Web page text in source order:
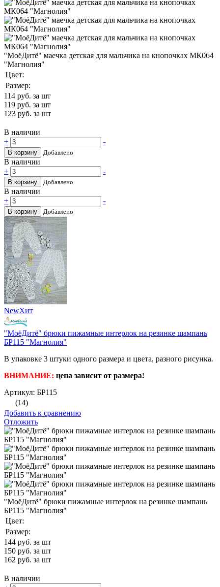
"МоёДитё" маечка детская для мальчика на кнопочках МК064
"Магнолия"
Цвет:
Размер:
114 руб. за шт
119 руб. за шт
123 руб. за шт
В наличии
+
-
В корзину Добавлено
В наличии
+
-
В корзину Добавлено
В наличии
+
-
В корзину Добавлено
NewХит
"МоёДитё" брюки пижамные интерлок на резинке шампань
БР115 "Магнолия"
В упаковке 3 штуки одного размера и цвета, разного рисунка.
ВНИМАНИЕ: цена зависит от размера!
Артикул: БР115
(14)
Добавить к сравнению
Отложить
"МоёДитё" брюки пижамные интерлок на резинке шампань
БР115 "Магнолия"
Цвет:
Размер:
144 руб. за шт
150 руб. за шт
162 руб. за шт
В наличии